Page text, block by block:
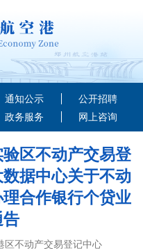
通知公示
公开招聘
政务服务 网上咨询
区不动产交易登
据中心关于不动
合作银行个贷业
告
区不动产交易登记中心